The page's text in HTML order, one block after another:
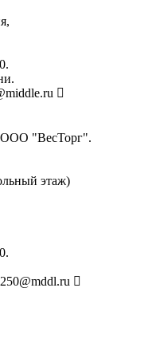
ООО "ВесТорг".
этаж)
250@mddl.ru